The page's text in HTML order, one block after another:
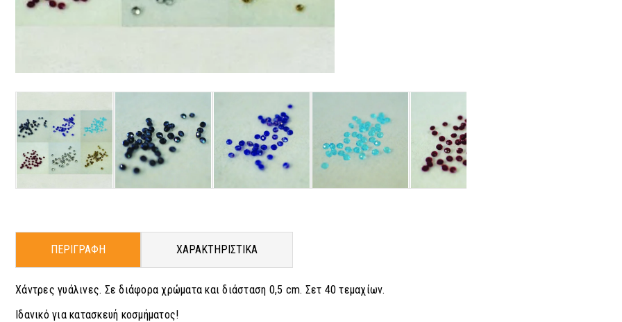
ΠΕΡΙΓΡΑΦΗ ΧΑΡΑΚΤΗΡΙΣΤΙΚΑ
Χάντρες γυάλινες. Σε διάφορα χρώματα και διάσταση 0,5 cm. Σετ 40 τεμαχίων.
Ιδανικό για κατασκευή κοσμήματος!